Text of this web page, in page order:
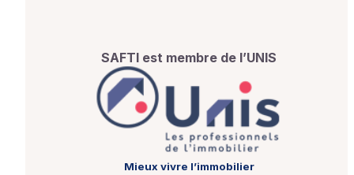
SAFTI est membre de l’UNIS
Mieux vivre l’immobilier